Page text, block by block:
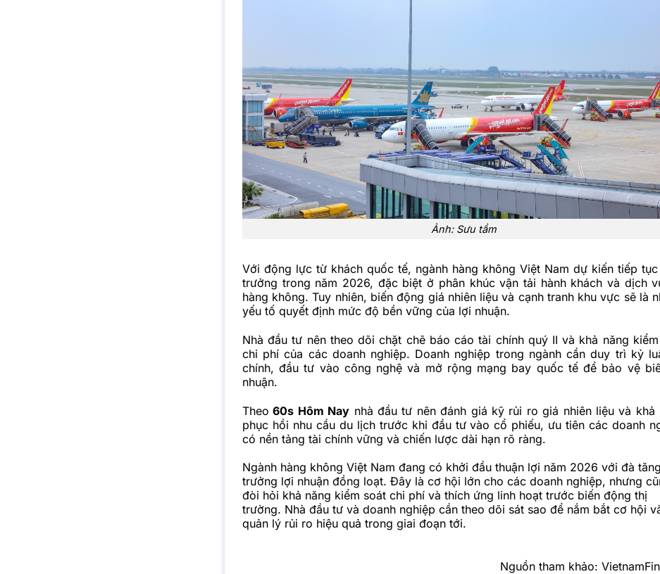
Ảnh: Sưu tầm
Với động lực từ khách quốc tế, ngành hàng không Việt Nam dự kiến tiếp tục
trưởng trong năm 2026, đặc biệt ở phân khúc vận tải hành khách và dịch
hàng không. Tuy nhiên, biến động giá nhiên liệu và cạnh tranh khu vực sẽ là
yếu tố quyết định mức độ bền vững của lợi nhuận.
Nhà đầu tư nên theo dõi chặt chẽ báo cáo tài chính quý II và khả năng
chi phí của các doanh nghiệp. Doanh nghiệp trong ngành cần duy trì kỷ
chính, đầu tư vào công nghệ và mở rộng mạng bay quốc tế để bảo vệ
nhuận.
Theo 60s Hôm Nay nhà đầu tư nên đánh giá kỹ rủi ro giá nhiên liệu và khả
phục hồi nhu cầu du lịch trước khi đầu tư vào cổ phiếu, ưu tiên các doanh
có nền tảng tài chính vững và chiến lược dài hạn rõ ràng.
Ngành hàng không Việt Nam đang có khởi đầu thuận lợi năm 2026 với đà tăng
trưởng lợi nhuận đồng loạt. Đây là cơ hội lớn cho các doanh nghiệp, nhưng
đòi hỏi khả năng kiểm soát chi phí và thích ứng linh hoạt trước biến động thị
trường. Nhà đầu tư và doanh nghiệp cần theo dõi sát sao để nắm bắt cơ hội
quản lý rủi ro hiệu quả trong giai đoạn tới.
Nguồn tham khảo: